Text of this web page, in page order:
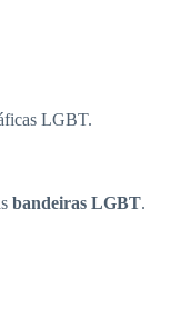
LGBT.
bandeiras LGBT.